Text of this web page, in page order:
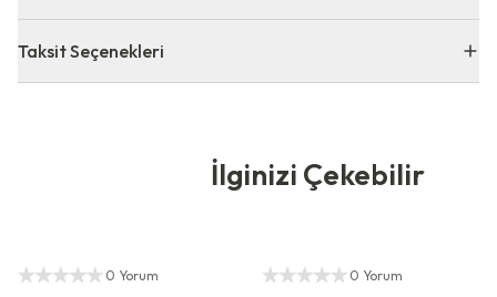
Taksit Seçenekleri
İlginizi Çekebilir
Yetkili Satıcı
0 Yorum
Yetkili Satıcı
0 Yorum